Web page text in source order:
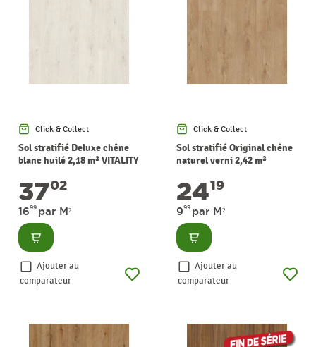
Click & Collect
Sol stratifié Deluxe chêne
blanc huilé 2,18 m² VITALITY
3702
1699 par M²
Consulter
Ajouter au
comparateur
Click & Collect
Sol stratifié Original chêne
naturel verni 2,42 m²
2419
999 par M²
Consulter
Ajouter au
comparateur